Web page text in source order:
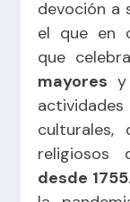
devoción a
el que en
que
mayores
actividades
religiosos
desde 1755